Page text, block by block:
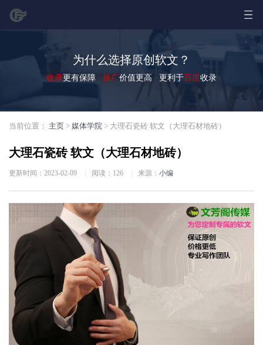
为什么选择原创软文？
收录更有保障 推广价值更高 更利于百度收录
当前位置： 主页 > 媒体学院 > 大理石瓷砖 软文（大理石材地砖）
大理石瓷砖 软文（大理石材地砖）
更新时间：2023-02-09 阅读： 126 来源： 小编